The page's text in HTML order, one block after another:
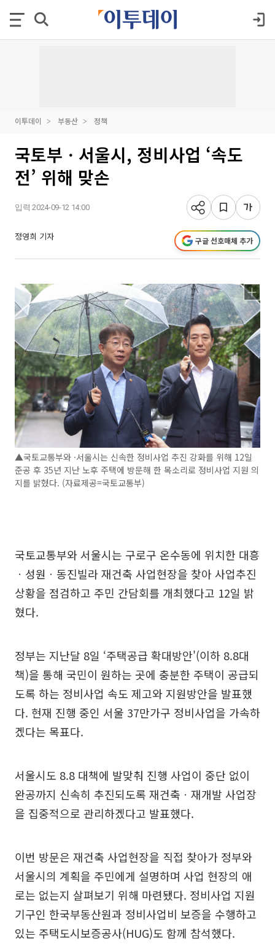
이투데이 부동산 정책
국토부ㆍ서울시, 정비사업 ‘속도
전’ 위해 맞손
입력 2024-09-12 14:00
정영희 기자 구글 선호매체 추가
▲국토교통부와 ·서울시는 신속한 정비사업 추진 강화를 위해 12일
준공 후 35년 지난 노후 주택에 방문해 한 목소리로 정비사업 지원 의
지를 밝혔다. (자료제공=국토교통부)
국토교통부와 서울시는 구로구 온수동에 위치한 대흥
ㆍ성원ㆍ동진빌라 재건축 사업현장을 찾아 사업추진
상황을 점검하고 주민 간담회를 개최했다고 12일 밝
혔다.
정부는 지난달 8일 ‘주택공급 확대방안'(이하 8.8대
책)을 통해 국민이 원하는 곳에 충분한 주택이 공급되
도록 하는 정비사업 속도 제고와 지원방안을 발표했
다. 현재 진행 중인 서울 37만가구 정비사업을 가속하
겠다는 목표다.
서울시도 8.8 대책에 발맞춰 진행 사업이 중단 없이
완공까지 신속히 추진되도록 재건축ㆍ재개발 사업장
을 집중적으로 관리하겠다고 발표했다.
이번 방문은 재건축 사업현장을 직접 찾아가 정부와
서울시의 계획을 주민에게 설명하며 사업 현장의 애
로는 없는지 살펴보기 위해 마련됐다. 정비사업 지원
기구인 한국부동산원과 정비사업비 보증을 수행하고
있는 주택도시보증공사(HUG)도 함께 참석했다.